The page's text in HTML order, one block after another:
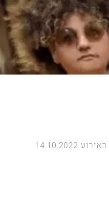
14.10.2022